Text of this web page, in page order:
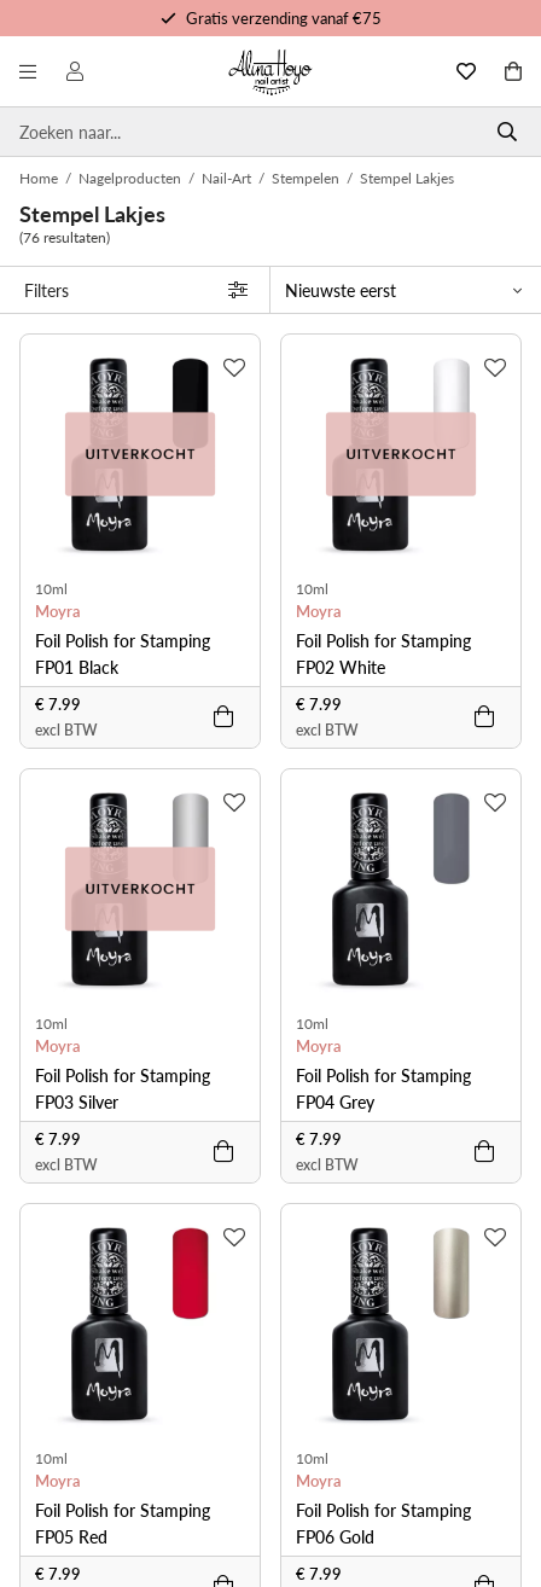
Gratis trainingen en tutorials
Voor 16u besteld, morgen in huis
Persoonlijke service
Home / Nagelproducten / Nail-Art / Stempelen / Stempel Lakjes
Stempel Lakjes
(76 resultaten)
Filters
10ml
Moyra
Foil Polish for Stamping
FP01 Black
€ 7.99
excl BTW
10ml
Moyra
Foil Polish for Stamping
FP02 White
€ 7.99
excl BTW
10ml
Moyra
Foil Polish for Stamping
FP03 Silver
€ 7.99
excl BTW
10ml
Moyra
Foil Polish for Stamping
FP04 Grey
€ 7.99
excl BTW
10ml
Moyra
Foil Polish for Stamping
FP05 Red
€ 7.99
10ml
Moyra
Foil Polish for Stamping
FP06 Gold
€ 7.99